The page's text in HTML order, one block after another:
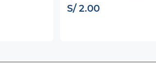
S/ 2.00